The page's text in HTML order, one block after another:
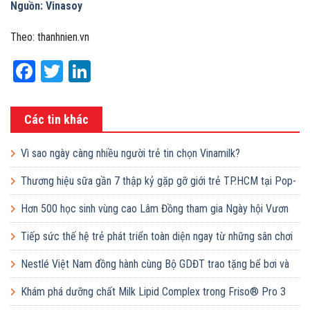
Chương trình tạo cơ hội để các em tham gia những hoạt động
ngoại khóa bổ ích, khơi dậy sự sáng tạo và mở ra tương lai tươi
Khi tiếng trống khai giảng năm học mới vang lên, hành trình của
những hộp sữa đậu nành Fami lại tiếp tục. Một tương lai xanh hơn,
một thế hệ khỏe mạnh hơn đang được vun đắp từng ngày. Và cứ
thế, sữa đậu nành Fami sẽ mãi là người bạn đồng hành thân thiết,
tiếp thêm dinh dưỡng và niềm tin cho những ước mơ trẻ thơ bay
cao, bay xa.
Và hành trình ấy – hành trình của dinh dưỡng, của tri thức và ước
mơ – vẫn đang tiếp tục bằng rất nhiều sự nỗ lực, tâm huyết và cả
tình yêu thương.